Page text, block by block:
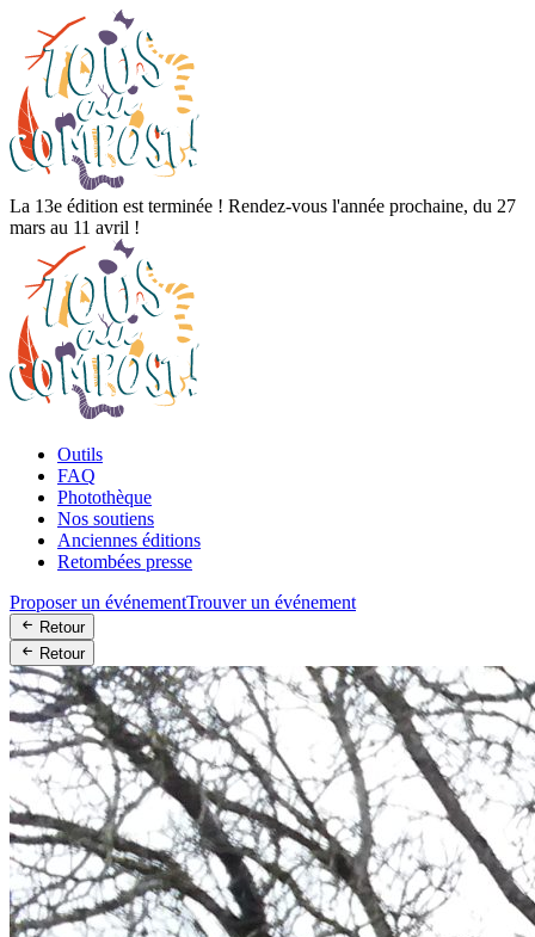
La 13e édition est terminée ! Rendez-vous l'année prochaine, du 27
mars au 11 avril !
Outils
FAQ
Photothèque
Nos soutiens
Anciennes éditions
Retombées presse
Proposer un événementTrouver un événement
Retour
Retour